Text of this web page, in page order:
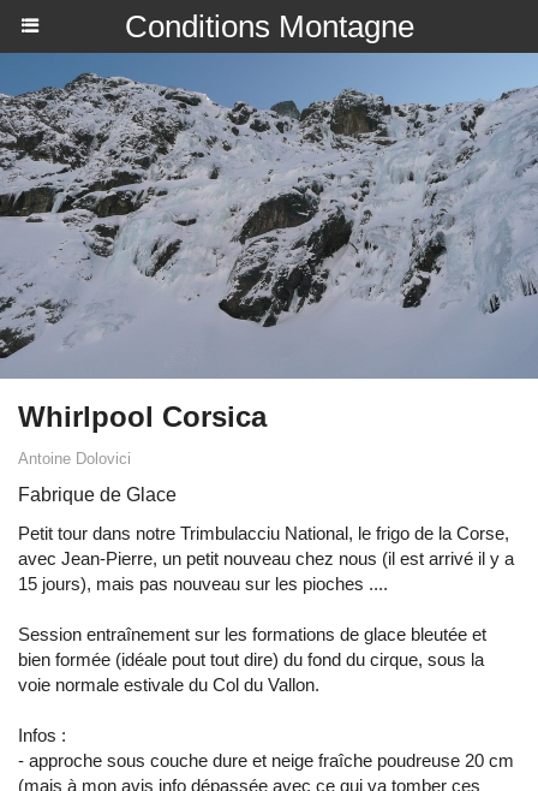
Conditions Montagne
Whirlpool Corsica
Antoine Dolovici
Fabrique de Glace
Petit tour dans notre Trimbulacciu National, le frigo de la Corse,
avec Jean-Pierre, un petit nouveau chez nous (il est arrivé il y a
15 jours), mais pas nouveau sur les pioches ....
Session entraînement sur les formations de glace bleutée et
bien formée (idéale pout tout dire) du fond du cirque, sous la
voie normale estivale du Col du Vallon.
Infos :
- approche sous couche dure et neige fraîche poudreuse 20 cm
(mais à mon avis info dépassée avec ce qui va tomber ces